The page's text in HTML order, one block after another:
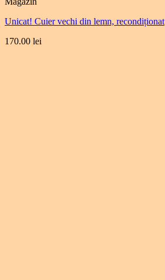
Unicat! Cuier vechi din lemn, recondiționat
170.00 lei